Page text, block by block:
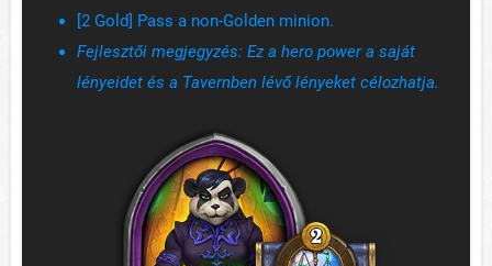
[2 Gold] Pass a non-Golden minion.
Fejlesztői megjegyzés: Ez a hero power a saját
lényeidet és a Tavernben lévő lényeket célozhatja.